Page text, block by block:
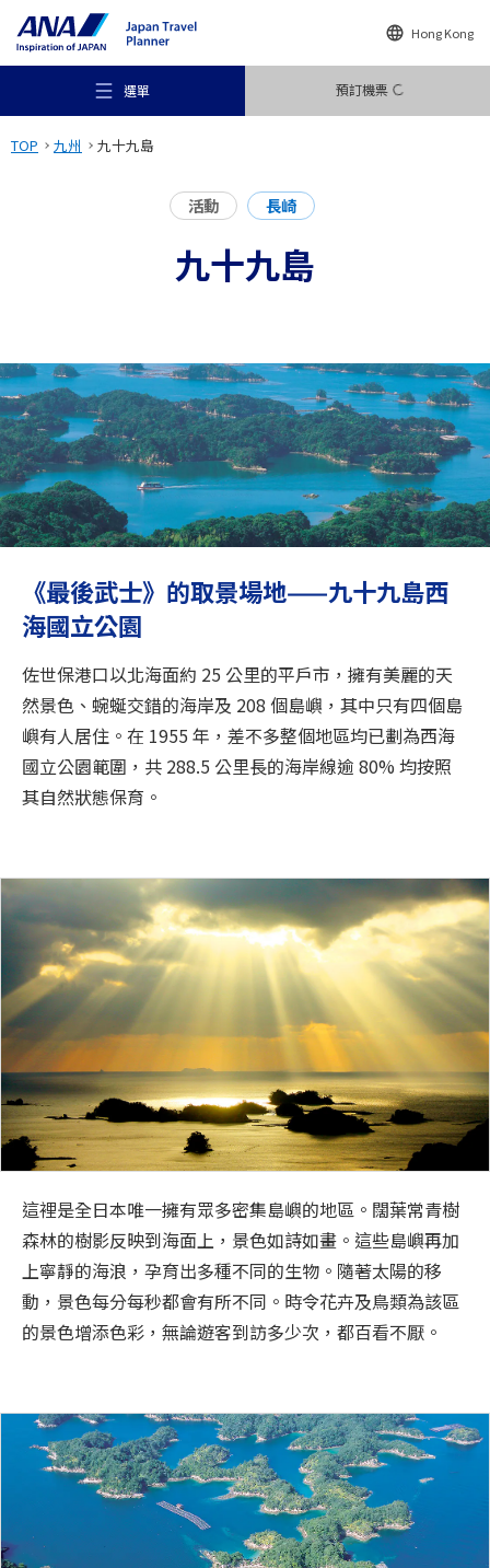
Hong Kong
選單 預訂機票
目的地
旅遊資訊
關閉
TOP 九州 九十九島
活動 長崎
九十九島
《最後武士》的取景場地——九十九島西
海國立公園
佐世保港口以北海面約 25 公里的平戶市，擁有美麗的天
然景色、蜿蜒交錯的海岸及 208 個島嶼，其中只有四個島
嶼有人居住。在 1955 年，差不多整個地區均已劃為西海
國立公園範圍，共 288.5 公里長的海岸線逾 80% 均按照
其自然狀態保育。
這裡是全日本唯一擁有眾多密集島嶼的地區。闊葉常青樹
森林的樹影反映到海面上，景色如詩如畫。這些島嶼再加
上寧靜的海浪，孕育出多種不同的生物。隨著太陽的移
動，景色每分每秒都會有所不同。時令花卉及鳥類為該區
的景色增添色彩，無論遊客到訪多少次，都百看不厭。